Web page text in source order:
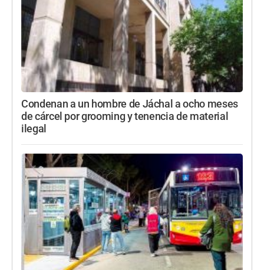
Condenan a un hombre de Jáchal a ocho meses
de cárcel por grooming y tenencia de material
ilegal